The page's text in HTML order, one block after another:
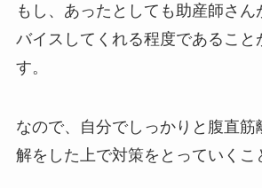
もし、あったとしても助産師さん
バイスしてくれる程度であること
す。
なので、自分でしっかりと腹直筋
解をした上で対策をとっていくこ